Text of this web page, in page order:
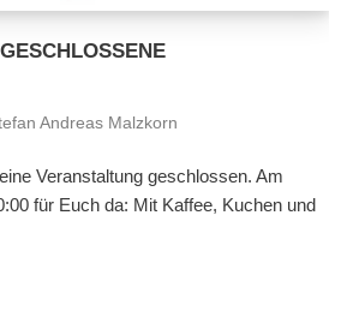
Andreas Malzkorn
Veranstaltung geschlossen. Am
für Euch da: Mit Kaffee, Kuchen und